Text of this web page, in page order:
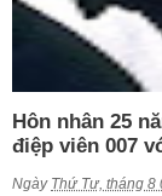
Hôn nhân 25
điệp viên 007
Ngày Thứ Tư, tháng 8